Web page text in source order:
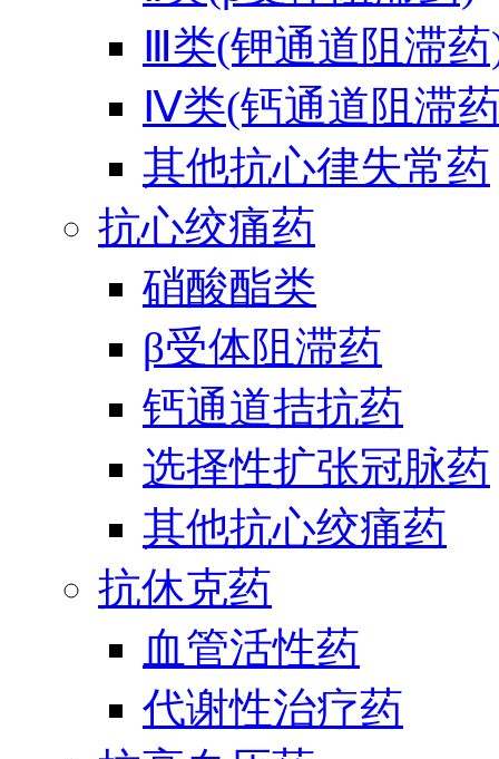
Ⅲ类(钾通道阻滞
Ⅳ类(钙通道阻滞
其他抗心律失常药
抗心绞痛药
硝酸酯类
β受体阻滞药
钙通道拮抗药
选择性扩张冠脉药
其他抗心绞痛药
抗休克药
血管活性药
代谢性治疗药